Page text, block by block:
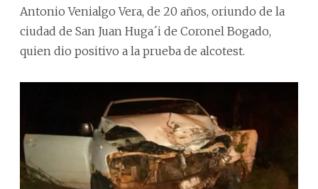
Antonio Venialgo Vera, de 20 años, oriundo de la
ciudad de San Juan Huga´i de Coronel Bogado,
quien dio positivo a la prueba de alcotest.